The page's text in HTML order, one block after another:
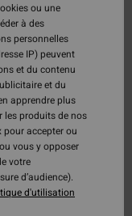
ou une
à des
personnelles
IP) peuvent
et du contenu
et du
apprendre plus
les produits de nos
accepter ou
vous y opposer
votre
d’audience).
d'utilisation